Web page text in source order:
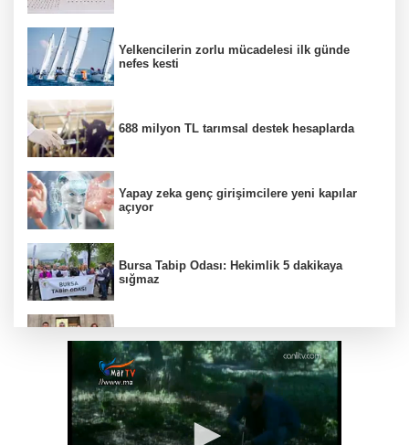
Yelkencilerin zorlu mücadelesi ilk günde
nefes kesti
688 milyon TL tarımsal destek hesaplarda
Yapay zeka genç girişimcilere yeni kapılar
açıyor
Bursa Tabip Odası: Hekimlik 5 dakikaya
sığmaz
temaslar
Hakkari'de JİHA destekli operasyonda 253
kilo esrar ele geçirildi